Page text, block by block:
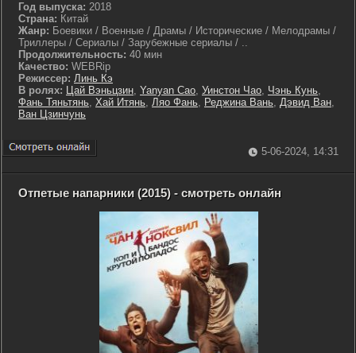
Год выпуска: 2018
Страна: Китай
Жанр: Боевики / Военные / Драмы / Исторические / Мелодрамы /
Триллеры / Сериалы / Зарубежные сериалы / ..
Продолжительность: 40 мин
Качество: WEBRip
Режиссер: Линь Кэ
В ролях: Цай Вэньцзин, Yanyan Cao, Уинстон Чао, Чэнь Кунь,
Фань Тяньтянь, Хай Итянь, Ляо Фань, Реджина Вань, Дэвид Ван,
Ван Цзинчунь
5-06-2024, 14:31
Отпетые напарники (2015) - смотреть онлайн